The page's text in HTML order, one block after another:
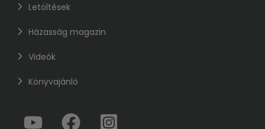
Letöltések
Házasság magazin
Videók
Könyvajánló